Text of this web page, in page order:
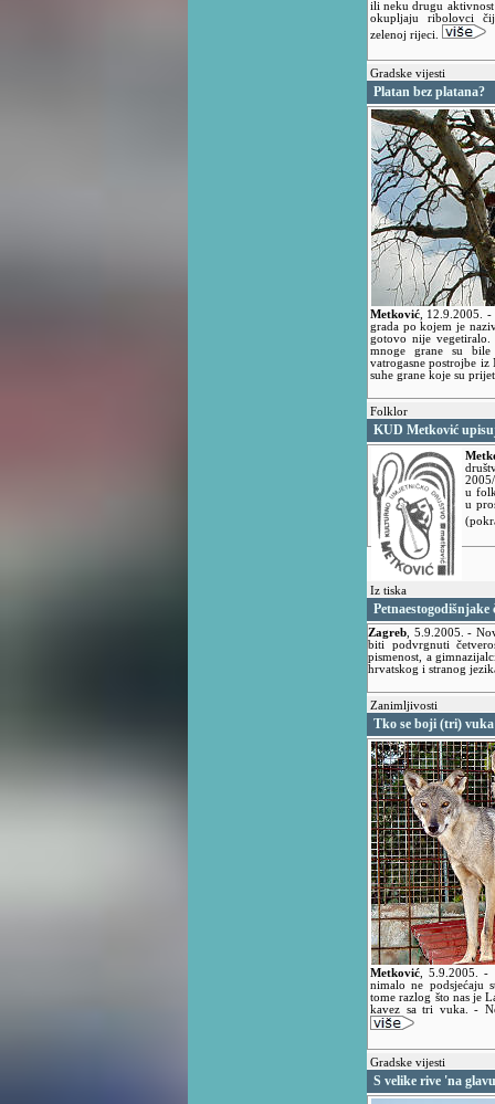
ili neku drugu
okupljaju ribolovci
zelenoj rijeci.
Gradske vijesti
Platan bez platana?
Metković 12.9.2005. -
grada po kojem je
gotovo nije
mnoge grane su
vatrogasne postrojbe
suhe grane koje su
Folklor
KUD Metković
u
u
Iz tiska
Zagreb 5.9.2005. -
biti podvrgnuti
pismenost, a
hrvatskog i stranog
Zanimljivosti
Tko se boji (tri)
Metković ,5.9.2005.-
nimalo ne podsjećaju
tome razlog što nas je
kavez sa tri vuka. -
Gradske vijesti
S velike rive 'na